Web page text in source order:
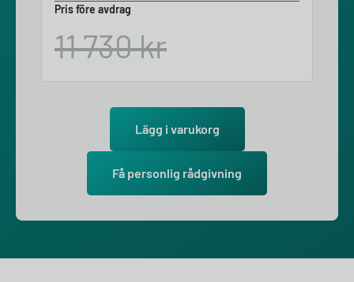
Pris före avdrag
11 730kr
Lägg i varukorg
Få personlig rådgivning